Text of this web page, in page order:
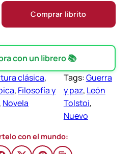
Comprar librito
con un librero 📚
clásica
, Filosofía y
, Novela
Tags:Guerra
y paz, León
Tolstoi
Nuevo
con el mundo: